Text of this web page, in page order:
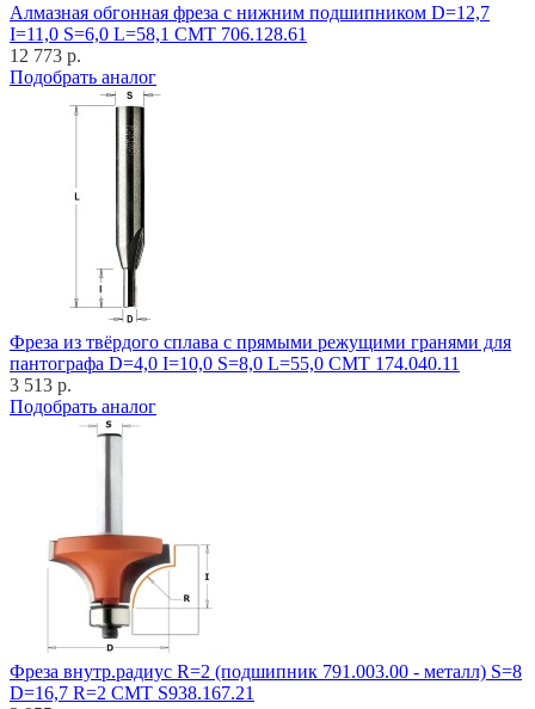
Алмазная обгонная фреза с нижним подшипником D=12,7
I=11,0 S=6,0 L=58,1 CMT 706.128.61
12 773 р.
Подобрать аналог
Фреза из твёрдого сплава с прямыми режущими гранями для
пантографа D=4,0 I=10,0 S=8,0 L=55,0 CMT 174.040.11
3 513 р.
Подобрать аналог
Фреза внутр.радиус R=2 (подшипник 791.003.00 - металл) S=8
D=16,7 R=2 CMT S938.167.21